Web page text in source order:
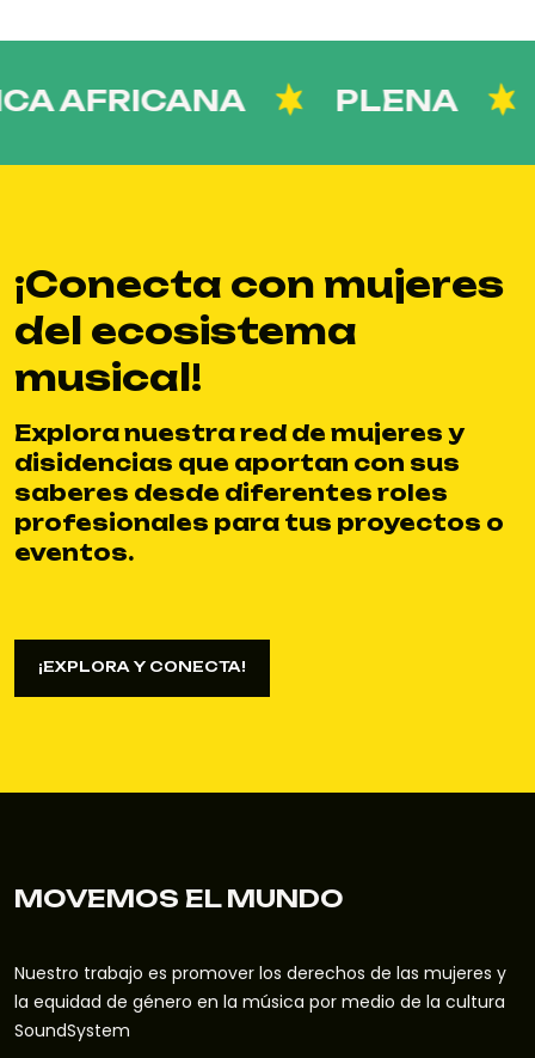
AFRICANA PLENA
¡Conecta con mujeres
del ecosistema
musical!
Explora nuestra red de mujeres y
disidencias que aportan con sus
saberes desde diferentes roles
profesionales para tus proyectos o
eventos.
¡EXPLORA Y CONECTA!
MOVEMOS EL MUNDO
Nuestro trabajo es promover los derechos de las mujeres y
la equidad de género en la música por medio de la cultura
SoundSystem